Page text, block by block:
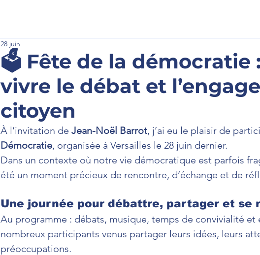
🗳️ Fête de la démocratie
vivre le débat et
citoyen
28 juin
À l’invitation de Jean-Noël Barrot, j’ai eu le plaisir de
Démocratie, organisée à Versailles le 28 juin dernier.
Dans un contexte où notre vie démocratique est parfois
été un moment précieux de rencontre, d’échange et de
Une journée pour débattre, partager et se
Au programme : débats, musique, temps de convivialité et
nombreux participants venus partager leurs idées, leurs
préoccupations.